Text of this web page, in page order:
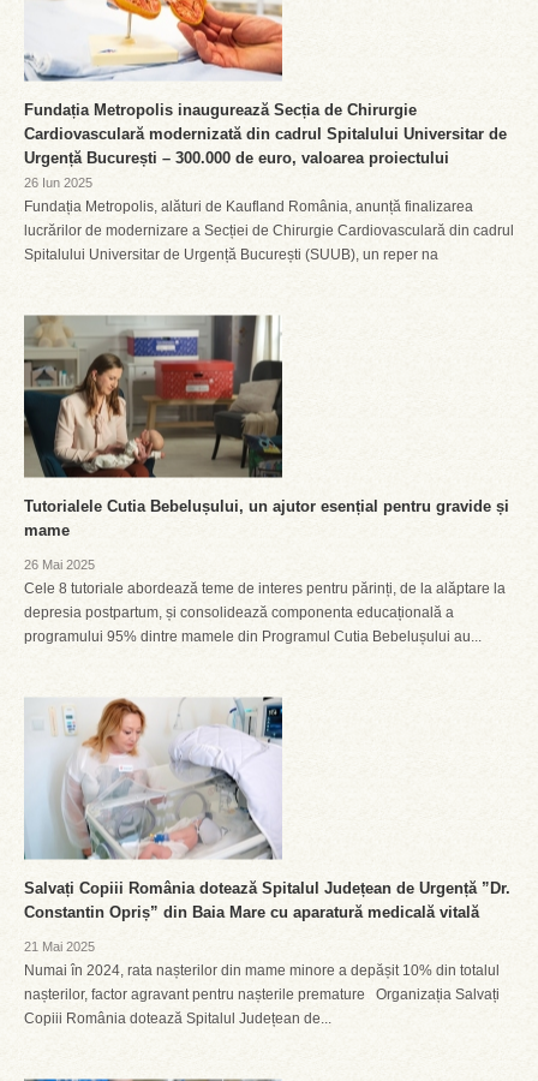
Fundația Metropolis inaugurează Secția de Chirurgie
Cardiovasculară modernizată din cadrul Spitalului Universitar de
Urgență București – 300.000 de euro, valoarea proiectului
26 Iun 2025
Fundația Metropolis, alături de Kaufland România, anunță finalizarea
lucrărilor de modernizare a Secției de Chirurgie Cardiovasculară din cadrul
Spitalului Universitar de Urgență București (SUUB), un reper na
Tutorialele Cutia Bebelușului, un ajutor esențial pentru gravide și
mame
26 Mai 2025
Cele 8 tutoriale abordează teme de interes pentru părinți, de la alăptare la
depresia postpartum, și consolidează componenta educațională a
programului 95% dintre mamele din Programul Cutia Bebelușului au...
Salvați Copiii România dotează Spitalul Județean de Urgență ”Dr.
Constantin Opriș” din Baia Mare cu aparatură medicală vitală
21 Mai 2025
Numai în 2024, rata nașterilor din mame minore a depășit 10% din totalul
nașterilor, factor agravant pentru nașterile premature Organizația Salvați
Copiii România dotează Spitalul Județean de...